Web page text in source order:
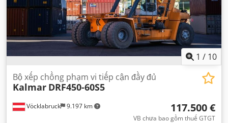
1 / 10
Vöcklabruck 9.197 km
Bộ xếp chồng phạm vi tiếp cận đầy đủ
Kalmar DRF450-60S5
117.500 €
VB chưa bao gồm thuế GTGT